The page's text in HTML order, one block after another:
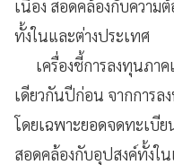
เนื่อง สอดคล้องกับความ
ทั้งในและต่างประเทศ
เครื่องชี้การลงทุนภาค
เดียวกันปีก่อน จากการ
โดยเฉพาะยอดจดทะเบี
สอดคล้องกับอุปสงค์ทั้งใ